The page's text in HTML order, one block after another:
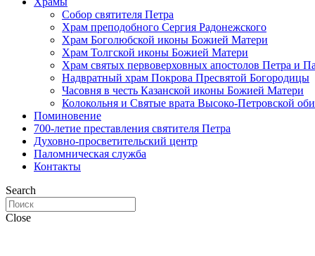
Собор святителя Петра
Храм преподобного Сергия Радонежского
Храм Боголюбской иконы Божией Матери
Храм Толгской иконы Божией Матери
Храм святых первоверховных апостолов Петра и
Надвратный храм Покрова Пресвятой Богородицы
Часовня в честь Казанской иконы Божией Матери
Колокольня и Святые врата Высоко-Петровской
Поминовение
700-летие преставления святителя Петра
Духовно-просветительский центр
Паломническая служба
Контакты
Search
Close